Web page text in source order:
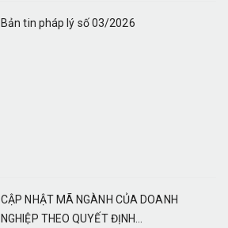
Bản tin pháp lý số 03/2026
CẬP NHẬT MÃ NGÀNH CỦA DOANH
NGHIỆP THEO QUYẾT ĐỊNH...